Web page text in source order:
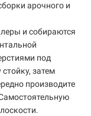
арочного и
и собираются
под
затем
производите